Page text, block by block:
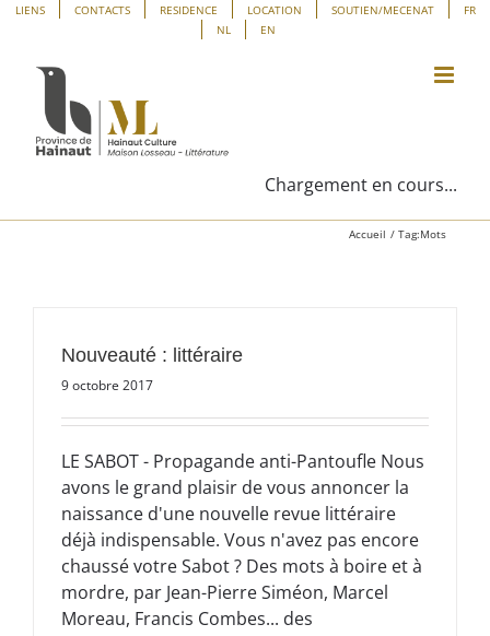
Panneau de gestion des cookies
Passer
contenu
LIENS CONTACTS RESIDENCE LOCATION SOUTIEN/MECENAT
FR
NL
EN
Chargement en cours...
Accueil Tag:Mots
Nouveauté : littéraire
9 octobre 2017
LE SABOT - Propagande anti-Pantoufle Nous
avons le grand plaisir de vous annoncer la
naissance d'une nouvelle revue littéraire
déjà indispensable. Vous n'avez pas encore
chaussé votre Sabot ? Des mots à boire et à
mordre, par Jean-Pierre Siméon, Marcel
Moreau, Francis Combes... des